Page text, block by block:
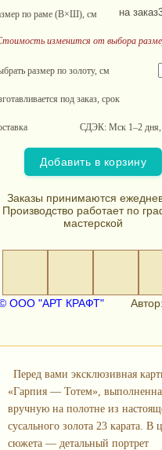
по раме (В×Ш), см на заказ
изменится от выбора
размер по золоту, см
под заказ, срок
СДЭК: Мск 1–2 дня,
Добавить в корзину
Заказы принимаются
Производство работает по
мастерской
ООО "АРТ КРАФТ"
Перед вами эксклюзивная
«Гарпия — Тотем»,
вручную на полотне из
сусального золота 23 карата. В
сюжета — детальный портрет